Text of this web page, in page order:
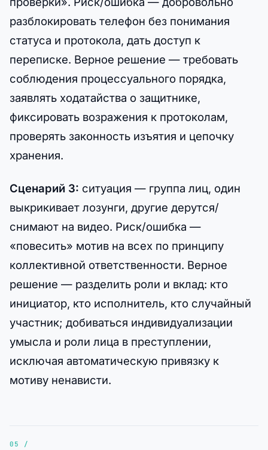
разблокировать телефон без понимания
статуса и протокола, дать доступ к
переписке. Верное решение — требовать
соблюдения процессуального порядка,
заявлять ходатайства о защитнике,
фиксировать возражения к протоколам,
проверять законность изъятия и цепочку
хранения.
Сценарий 3: ситуация — группа лиц, один
выкрикивает лозунги, другие дерутся/
снимают на видео. Риск/ошибка —
«повесить» мотив на всех по принципу
коллективной ответственности. Верное
решение — разделить роли и вклад: кто
инициатор, кто исполнитель, кто случайный
участник; добиваться индивидуализации
умысла и роли лица в преступлении,
исключая автоматическую привязку к
мотиву ненависти.